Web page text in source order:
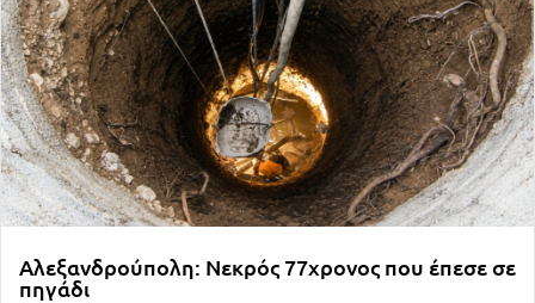
Αλεξανδρούπολη: Νεκρός 77χρονος που έπεσε σε
πηγάδι